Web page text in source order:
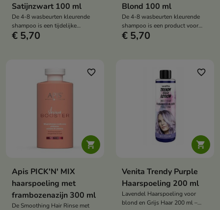
Satijnzwart 100 ml
De 4-8 wasbeurten kleurende
shampoo is een tijdelijke
haarkleur die een intense kleur
plantaardige keratine en aloë
€ 5,70
Blond 100 ml
De 4-8 wasbeurten kleurende
shampoo is een product voor
tijdelijke haarkleuring dat een
plantaardige keratine en aloë
€ 5,70

favorite_border
Apis PICK'N' MIX
haarspoeling met
frambozenazijn 300 ml
De Smoothing Hair Rinse met

favorite_border
Venita Trendy Purple
Haarspoeling 200 ml
Lavendel Haarspoeling voor
blond en Grijs Haar 200 ml –